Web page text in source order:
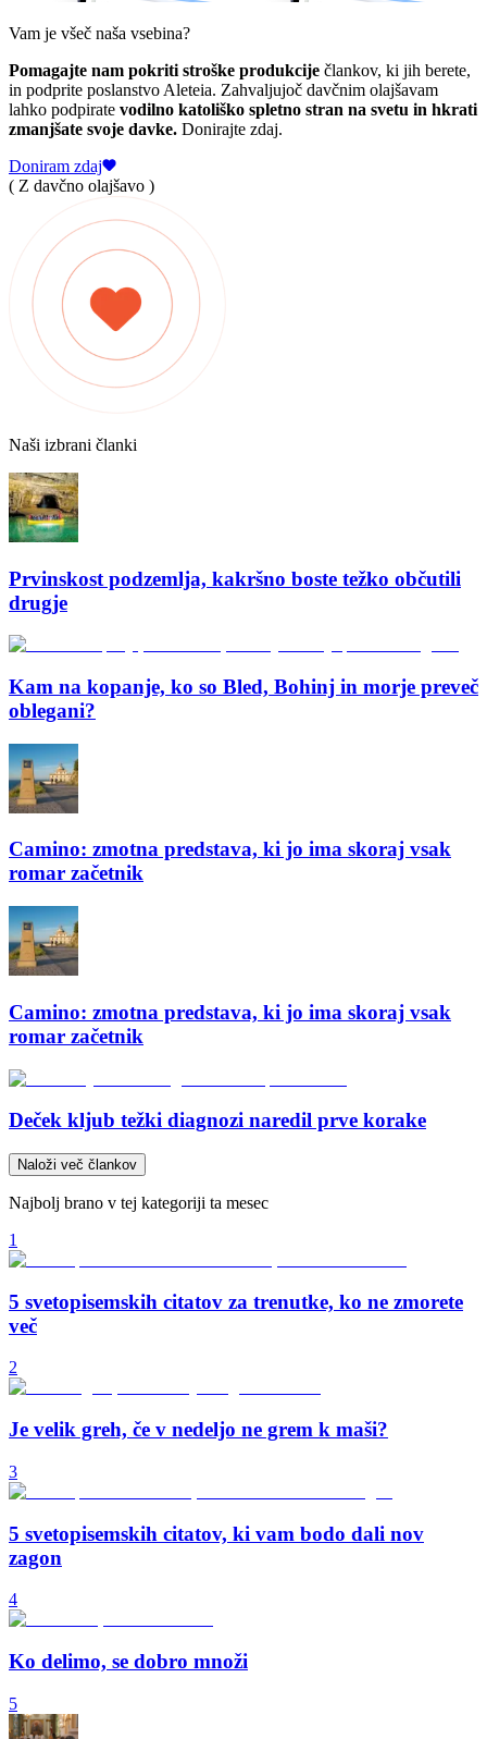
Vam je všeč naša vsebina?
Pomagajte nam pokriti stroške produkcije člankov, ki jih berete,
in podprite poslanstvo Aleteia. Zahvaljujoč davčnim olajšavam
lahko podpirate vodilno katoliško spletno stran na svetu in hkrati
zmanjšate svoje davke. Donirajte zdaj.
Doniram zdaj
( Z davčno olajšavo )
Naši izbrani članki
Prvinskost podzemlja, kakršno boste težko občutili
drugje
Kam na kopanje, ko so Bled, Bohinj in morje preveč
oblegani?
Camino: zmotna predstava, ki jo ima skoraj vsak
romar začetnik
Camino: zmotna predstava, ki jo ima skoraj vsak
romar začetnik
Deček kljub težki diagnozi naredil prve korake
Naloži več člankov
Najbolj brano v tej kategoriji ta mesec
1
5 svetopisemskih citatov za trenutke, ko ne zmorete
več
2
Je velik greh, če v nedeljo ne grem k maši?
3
5 svetopisemskih citatov, ki vam bodo dali nov
zagon
4
Ko delimo, se dobro množi
5